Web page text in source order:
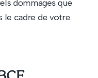
dommages que
le cadre de votre